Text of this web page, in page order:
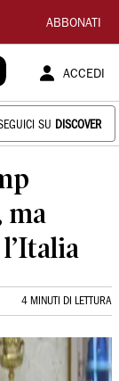
ABBONATI
ACCEDI
SU DISCOVER
ma
4 MINUTI DI LETTURA